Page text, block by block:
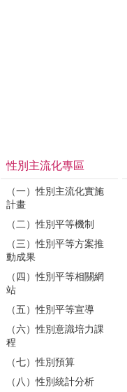
性別主流化專區
（一）性別主流化實施
計畫
（二）性別平等機制
（三）性別平等方案推
動成果
（四）性別平等相關網
站
（五）性別平等宣導
（六）性別意識培力課
程
（七）性別預算
（八）性別統計分析